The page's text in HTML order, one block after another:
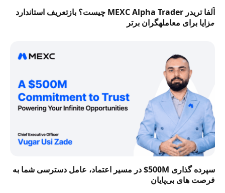
آلفا تریدر MEXC Alpha Trader چیست؟ بازتعریف استاندارد
مزایا برای معاملهگران برتر
سپرده گذاری 500M$ در مسیر اعتماد، عامل دسترسی شما به
فرصت‌ های بی‌پایان